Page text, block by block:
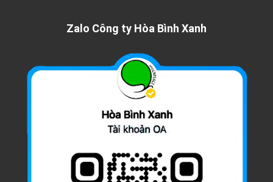
Zalo Công ty Hòa Bình Xanh